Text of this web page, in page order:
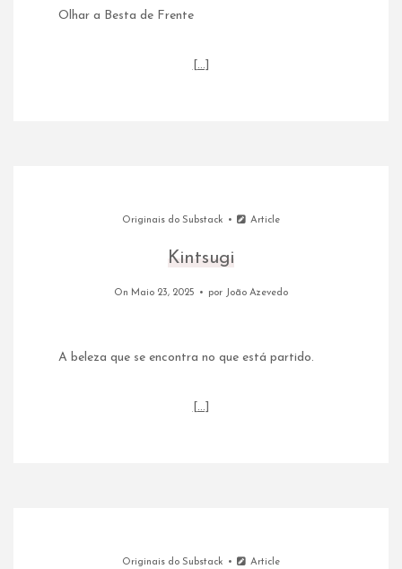
Olhar a Besta de Frente
[…]
Originais do Substack Article
Kintsugi
On Maio 23, 2025 por João Azevedo
A beleza que se encontra no que está partido.
[…]
Originais do Substack Article